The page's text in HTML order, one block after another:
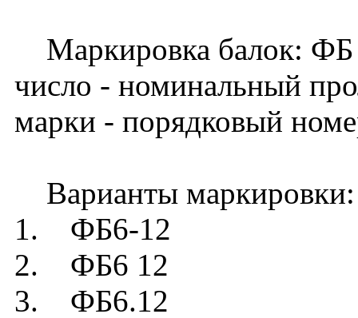
Маркировка балок: ФБ
число - номинальный
марки - порядковый
Варианты маркировки:
1. ФБ6-12
2. ФБ6 12
3. ФБ6.12